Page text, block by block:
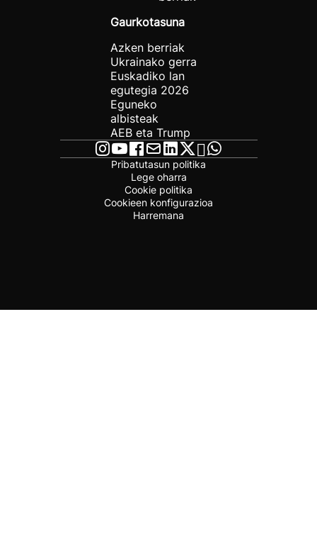
Gaurkotasuna
Azken berriak
Ukrainako gerra
Euskadiko lan
egutegia 2026
Eguneko
albisteak
AEB eta Trump
Pribatutasun politika
Lege oharra
Cookie politika
Cookieen konfigurazioa
Harremana